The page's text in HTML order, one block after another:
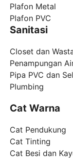
Plafon Metal
Plafon PVC
Sanitasi
Closet dan
Penampungan
Pipa PVC dan
Plumbing
Cat Warna
Cat Pendukung
Cat Tinting
Cat Besi dan